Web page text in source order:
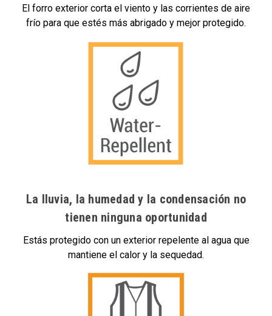
El forro exterior corta el viento y las corrientes de aire
frío para que estés más abrigado y mejor protegido.
La lluvia, la humedad y la condensación no
tienen ninguna oportunidad
Estás protegido con un exterior repelente al agua que
mantiene el calor y la sequedad.